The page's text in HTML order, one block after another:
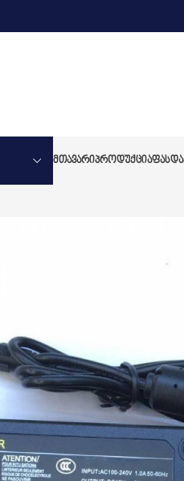
ᲛᲗᲐᲕᲐᲠᲘᲞᲠᲝᲓᲣᲥᲪᲘᲐ